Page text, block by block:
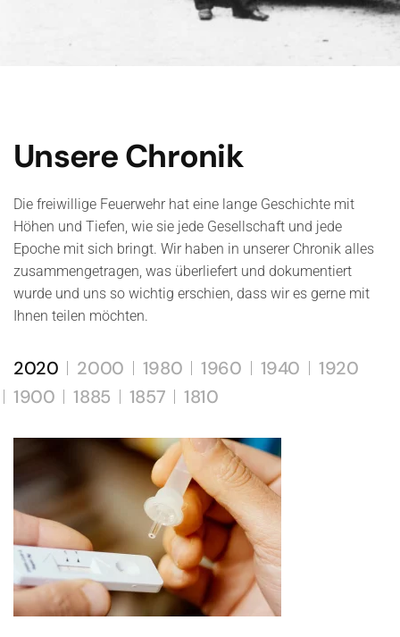
Unsere Chronik
Die freiwillige Feuerwehr hat eine lange Geschichte mit
Höhen und Tiefen, wie sie jede Gesellschaft und jede
Epoche mit sich bringt. Wir haben in unserer Chronik alles
zusammengetragen, was überliefert und dokumentiert
wurde und uns so wichtig erschien, dass wir es gerne mit
Ihnen teilen möchten.
2020 2000 1980 1960 1940
1920
1900
1885 1857 1810